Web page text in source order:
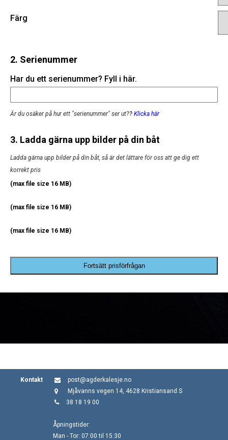
Färg
2. Serienummer
Har du ett serienummer? Fyll i här.
Är du osäker på hur ett "serienummer" ser ut?? Klicka här
3. Ladda gärna upp bilder på din båt
Ladda gärna upp bilder på din båt, så är det lättare för oss att ge dig ett
korrekt pris
(max file size 16 MB)
(max file size 16 MB)
(max file size 16 MB)
Fortsätt prisförfrågan
Kontakt
post@agderkalesje.no
Mjåvanns vegen 14, 4628 Kristiansand S
38 18 19 00
Åpningstider:
Man - Tor: 07:00 til 15:30